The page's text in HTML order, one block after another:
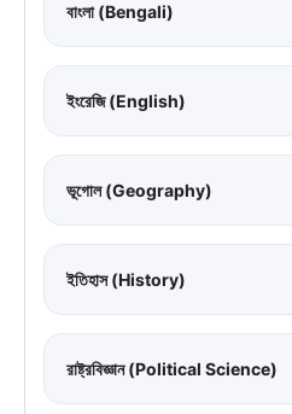
বাংলা (Bengali)
ইংরেজি (English)
ভূগোল (Geography)
ইতিহাস (History)
রাষ্ট্রবিজ্ঞান (Political Science)